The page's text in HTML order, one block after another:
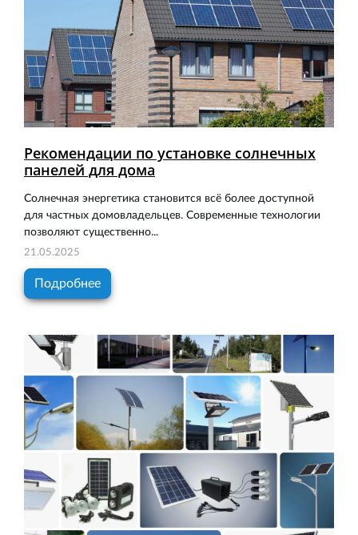
Рекомендации по установке солнечных
панелей для дома
Солнечная энергетика становится всё более доступной
для частных домовладельцев. Современные технологии
позволяют существенно...
21.05.2025
Подробнее